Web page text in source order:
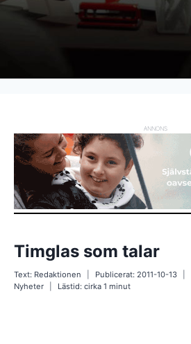
ANNONS
Timglas som talar
Text: Redaktionen Publicerat: 2011-10-13
Nyheter
Lästid: cirka 1 minut